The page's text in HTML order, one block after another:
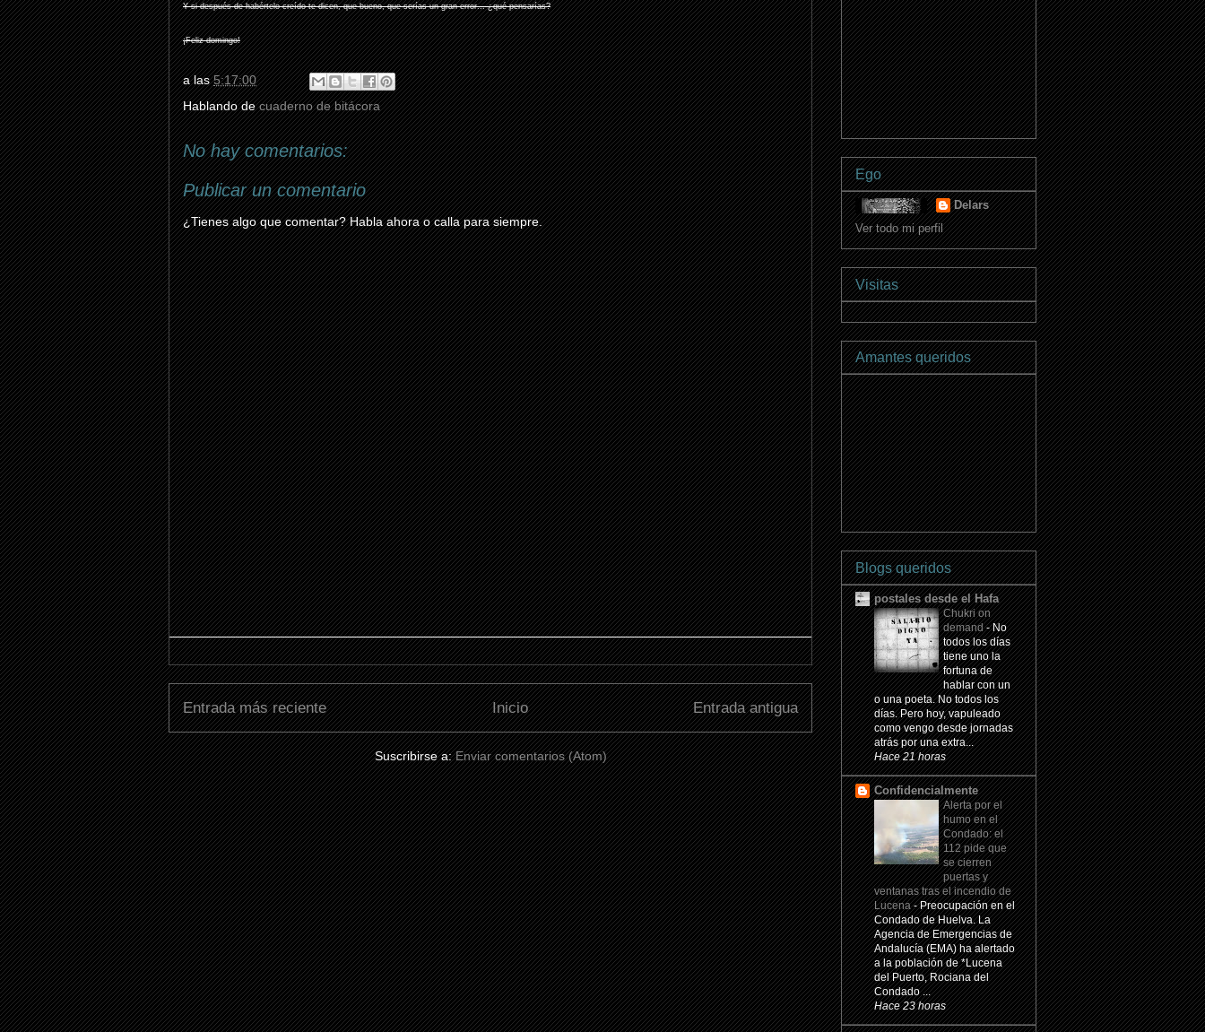
Y si después de habértelo creído te dicen, que bueno, que serías un gran error... ¿qué pensarías?
¡Feliz domingo!
a las5:17:00
Hablando decuaderno de bitácora
No hay comentarios:
Publicar un comentario
¿Tienes algo que comentar? Habla ahora o calla para siempre.
Entrada más reciente Entrada antigua
Inicio
Suscribirse a:Enviar comentarios (Atom)
Ego
Delars
Ver todo mi perfil
Visitas
Amantes queridos
Blogs queridos
postales desde el Hafa
Chukri on
demand-No
todos los días
tiene uno la
fortuna de
hablar con un
o una poeta. No todos los
días. Pero hoy, vapuleado
como vengo desde jornadas
atrás por una extra...
Hace 21 horas
Confidencialmente
Alerta por el
humo en el
Condado: el
112 pide que
se cierren
puertas y
ventanas tras el incendio de
Lucena-Preocupación en el
Condado de Huelva. La
Agencia de Emergencias de
Andalucía (EMA) ha alertado
a la población de *Lucena
del Puerto, Rociana del
Condado ...
Hace 23 horas